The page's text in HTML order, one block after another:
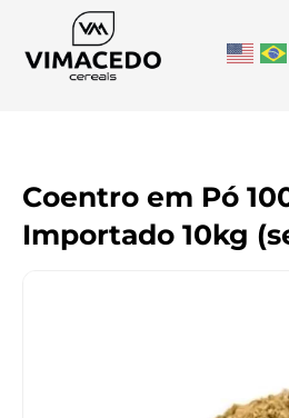
Coentro em Pó
Importado 10kg